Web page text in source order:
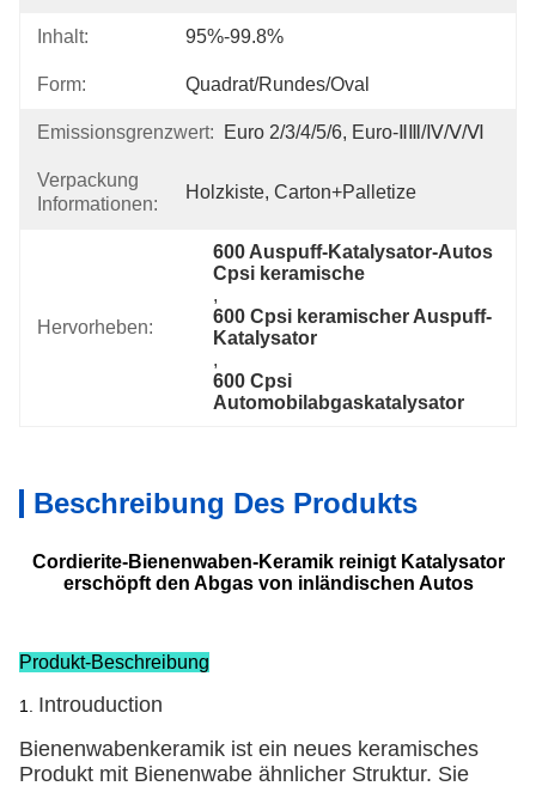
Inhalt: 95%-99.8%
Form: Quadrat/rundes/Oval
Emissionsgrenzwert: Euro 2/3/4/5/6, Euro-ⅡⅢ/Ⅳ/Ⅴ/Ⅵ
Verpackung
Informationen:
Holzkiste, Carton+Palletize
Hervorheben:
600 Auspuff-Katalysator-Autos
Cpsi keramische
,
600 Cpsi keramischer Auspuff-
Katalysator
,
600 Cpsi
Automobilabgaskatalysator
Beschreibung Des Produkts
Cordierite-Bienenwaben-Keramik reinigt Katalysator
erschöpft den Abgas von inländischen Autos
Produkt-Beschreibung
1. Introuduction
Bienenwabenkeramik ist ein neues keramisches
Produkt mit Bienenwabe ähnlicher Struktur. Sie